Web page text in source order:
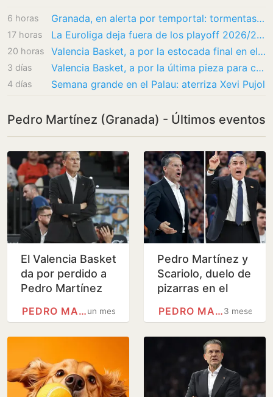
6 horas Granada, en alerta por temportal: tormentas, «granizo menudo» y fuertes vientos en muchos…
17 horas La Euroliga deja fuera de los playoff 2026/27 a Valencia Basket
20 horas Valencia Basket, a por la estocada final en el mercado sin cambiar su modus operandi
3 días Valencia Basket, a por la última pieza para cerrar su reconstrucción más difícil
4 días Semana grande en el Palau: aterriza Xevi Pujol
Pedro Martínez (Granada) - Últimos eventos
El Valencia Basket
da por perdido a
Pedro Martínez
un mes
PEDRO MARTÍNEZ (GRANADA)
Pedro Martínez y
Scariolo, duelo de
pizarras en el
Euroliga
3 meses
PEDRO MARTÍNEZ (GRANADA)